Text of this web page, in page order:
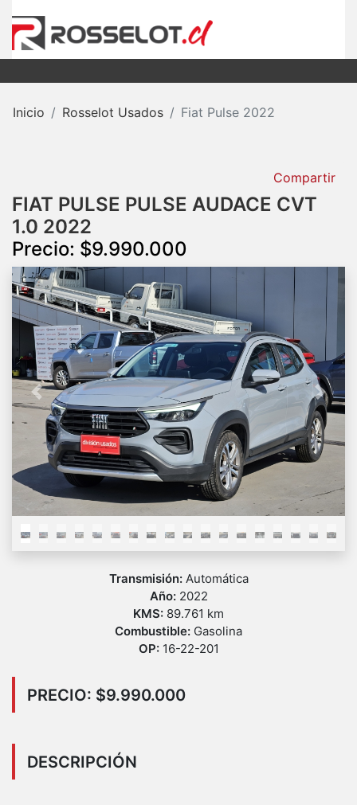
Inicio Rosselot Usados Fiat Pulse 2022
Compartir
FIAT PULSE PULSE AUDACE CVT
1.0 2022
Precio: $9.990.000
Previous Next
Transmisión: Automática
Año: 2022
KMS: 89.761 km
Combustible: Gasolina
OP: 16-22-201
PRECIO: $9.990.000
DESCRIPCIÓN